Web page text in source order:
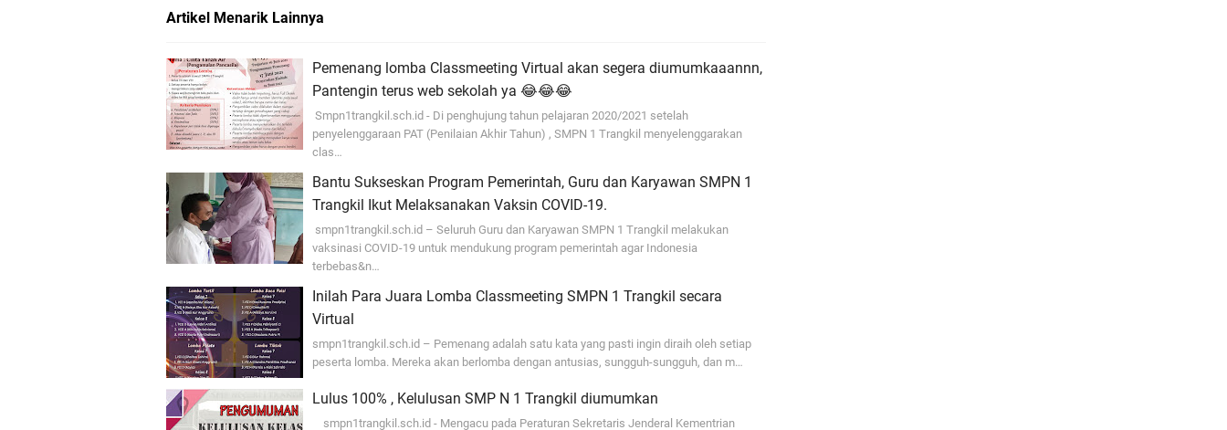
Artikel Menarik Lainnya
Pemenang lomba Classmeeting Virtual akan segera diumumkaaannn,
Pantengin terus web sekolah ya 😂😂😂
Smpn1trangkil.sch.id - Di penghujung tahun pelajaran 2020/2021 setelah
penyelenggaraan PAT (Penilaian Akhir Tahun) , SMPN 1 Trangkil menyelenggarakan
clas…
Bantu Sukseskan Program Pemerintah, Guru dan Karyawan SMPN 1
Trangkil Ikut Melaksanakan Vaksin COVID-19.
smpn1trangkil.sch.id – Seluruh Guru dan Karyawan SMPN 1 Trangkil melakukan
vaksinasi COVID-19 untuk mendukung program pemerintah agar Indonesia
terbebas&n…
Inilah Para Juara Lomba Classmeeting SMPN 1 Trangkil secara
Virtual
smpn1trangkil.sch.id – Pemenang adalah satu kata yang pasti ingin diraih oleh setiap
peserta lomba. Mereka akan berlomba dengan antusias, sungguh-sungguh, dan m…
Lulus 100% , Kelulusan SMP N 1 Trangkil diumumkan
smpn1trangkil.sch.id - Mengacu pada Peraturan Sekretaris Jenderal Kementrian